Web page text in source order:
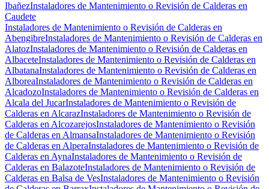
IbañezInstaladores de Mantenimiento o Revisión de Calderas en
Caudete
Instaladores de Mantenimiento o Revisión de Calderas en
AbengibreInstaladores de Mantenimiento o Revisión de Calderas en
AlatozInstaladores de Mantenimiento o Revisión de Calderas en
AlbaceteInstaladores de Mantenimiento o Revisión de Calderas en
AlbatanaInstaladores de Mantenimiento o Revisión de Calderas en
AlboreaInstaladores de Mantenimiento o Revisión de Calderas en
AlcadozoInstaladores de Mantenimiento o Revisión de Calderas en
Alcala del JucarInstaladores de Mantenimiento o Revisión de
Calderas en AlcarazInstaladores de Mantenimiento o Revisión de
Calderas en AlcozarejosInstaladores de Mantenimiento o Revisión
de Calderas en AlmansaInstaladores de Mantenimiento o Revisión
de Calderas en AlperaInstaladores de Mantenimiento o Revisión de
Calderas en AynaInstaladores de Mantenimiento o Revisión de
Calderas en BalazoteInstaladores de Mantenimiento o Revisión de
Calderas en Balsa de VesInstaladores de Mantenimiento o Revisión